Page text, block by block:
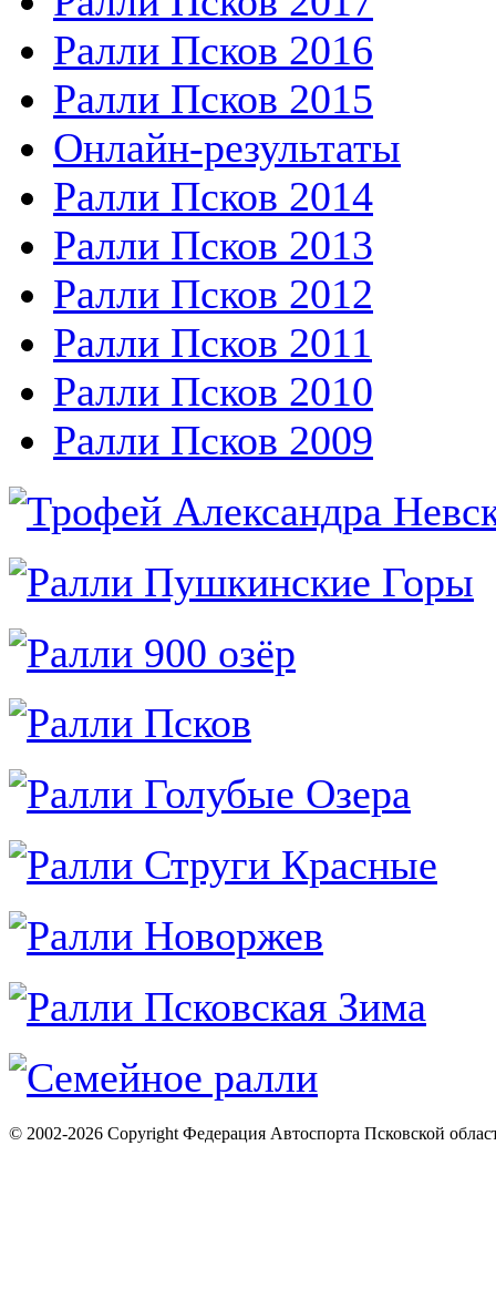
Ралли Псков 2016
Ралли Псков 2015
Онлайн-результаты
Ралли Псков 2014
Ралли Псков 2013
Ралли Псков 2012
Ралли Псков 2011
Ралли Псков 2010
Ралли Псков 2009
© 2002-2026 Copyright Федерация Автоспорта Псковской